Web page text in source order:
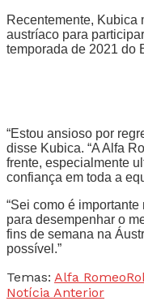
Recentemente, Kubica
austríaco para
temporada de 2021 do
“Estou ansioso por
disse Kubica. “A Alfa
frente, especialmente
confiança em toda a
“Sei como é
para desempenhar o
fins de semana na
possível.”
Temas: Alfa Romeo
Notícia Anterior